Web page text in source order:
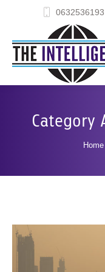
0632536193
Category
You
Home